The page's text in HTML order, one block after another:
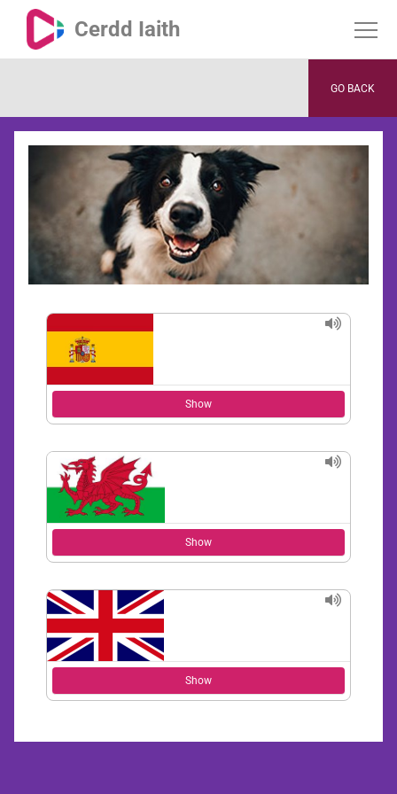
Cerdd Iaith
GO BACK
Show
Show
Show